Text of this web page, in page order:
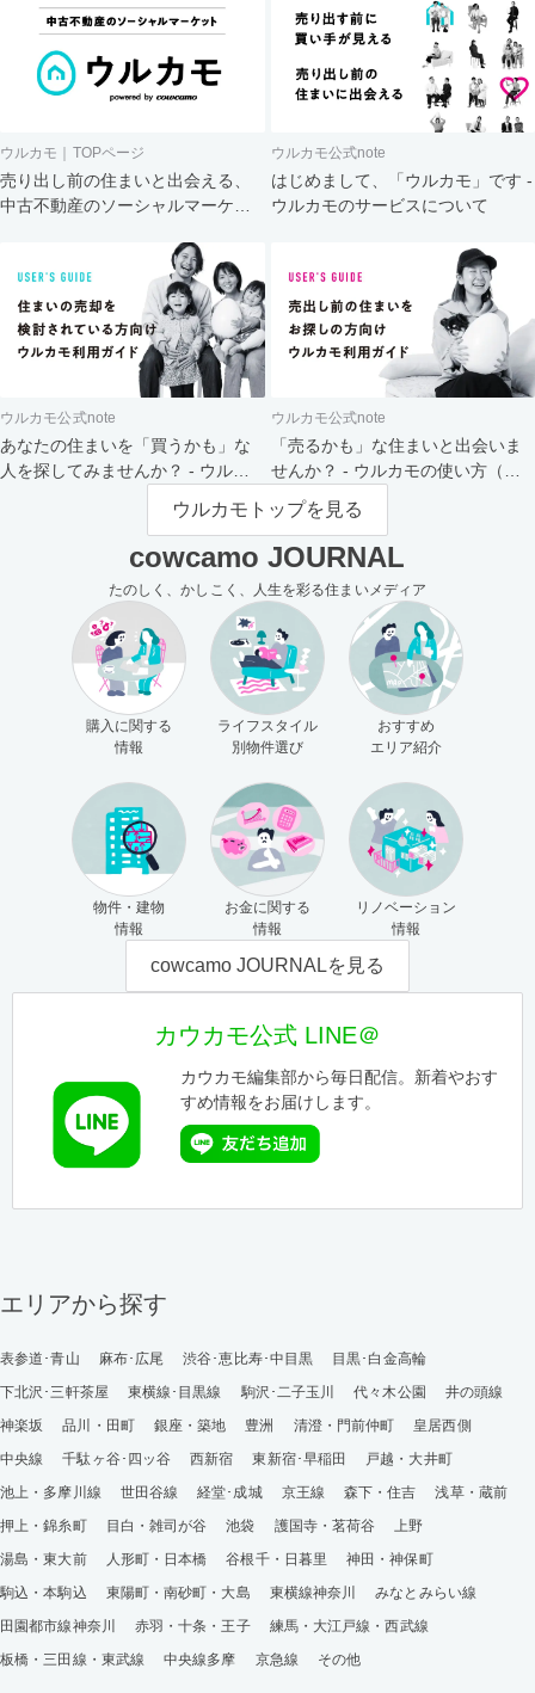
ウルカモ｜TOPページ
売り出し前の住まいと出会える、
中古不動産のソーシャルマーケッ
ウルカモ公式note
はじめまして、「ウルカモ」です -
ウルカモのサービスについて
ウルカモ公式note
あなたの住まいを「買うかも」な
人を探してみませんか？ - ウルカ
ウルカモ公式note
「売るかも」な住まいと出会いま
せんか？ - ウルカモの使い方（買
主さま向け）
ウルカモトップを見る
cowcamo JOURNAL
たのしく、かしこく、人生を彩る住まいメディア
購入に関する
情報
ライフスタイル
別物件選び
おすすめ
エリア紹介
物件・建物
情報
お金に関する
情報
リノベーション
情報
cowcamo JOURNALを見る
カウカモ公式 LINE＠
カウカモ編集部から毎日配信。新着やおす
すめ情報をお届けします。
エリアから探す
表参道･青山 麻布･広尾 渋谷･恵比寿･中目黒
目黒･白金高輪
下北沢･三軒茶屋
東横線･目黒線 駒沢･二子玉川 代々木公園
井の頭線
神楽坂
品川・田町 銀座・築地 豊洲 清澄・門前仲町
皇居西側
中央線
千駄ヶ谷･四ッ谷 西新宿 東新宿･早稲田
戸越・大井町
池上・多摩川線
世田谷線 経堂･成城 京王線 森下・住吉
浅草・蔵前
押上・錦糸町
目白・雑司が谷 池袋 護国寺・茗荷谷
上野
湯島・東大前
人形町・日本橋 谷根千・日暮里
神田・神保町
駒込・本駒込
東陽町・南砂町・大島 東横線神奈川
みなとみらい線
田園都市線神奈川
赤羽・十条・王子
練馬・大江戸線・西武線
板橋・三田線・東武線
中央線多摩 京急線 その他